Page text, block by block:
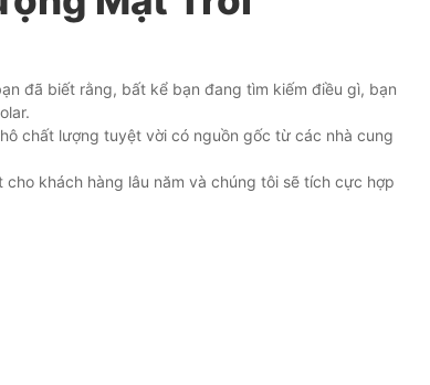
đã biết rằng, bất kể bạn đang tìm kiếm điều gì, bạn
chất lượng tuyệt vời có nguồn gốc từ các nhà cung
cho khách hàng lâu năm và chúng tôi sẽ tích cực hợp